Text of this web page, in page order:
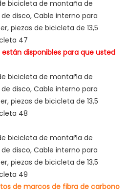
disponibles para que usted
de marcos de fibra de carbono